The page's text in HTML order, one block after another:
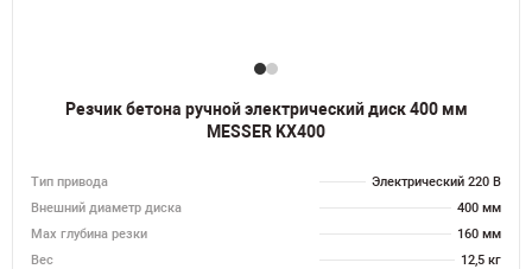
Резчик бетона ручной электрический диск 400 мм
MESSER KX400
Тип привода
Электрический 220 В
Внешний диаметр диска
400 мм
Max глубина резки
160 мм
Вес
12,5 кг